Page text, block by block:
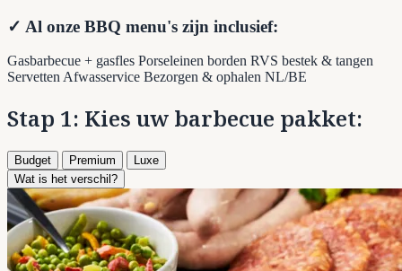
✓ Al onze BBQ menu's zijn inclusief:
Gasbarbecue + gasfles Porseleinen borden RVS bestek & tangen
Servetten Afwasservice Bezorgen & ophalen NL/BE
Stap 1: Kies uw barbecue pakket:
Budget Premium
Luxe
Wat is het verschil?